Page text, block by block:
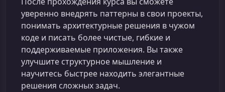
уверенно внедрять паттерны в свои проекты,
понимать архитектурные решения в чужом
коде и писать более чистые, гибкие и
поддерживаемые приложения. Вы также
улучшите структурное мышление и
научитесь быстрее находить элегантные
решения сложных задач.